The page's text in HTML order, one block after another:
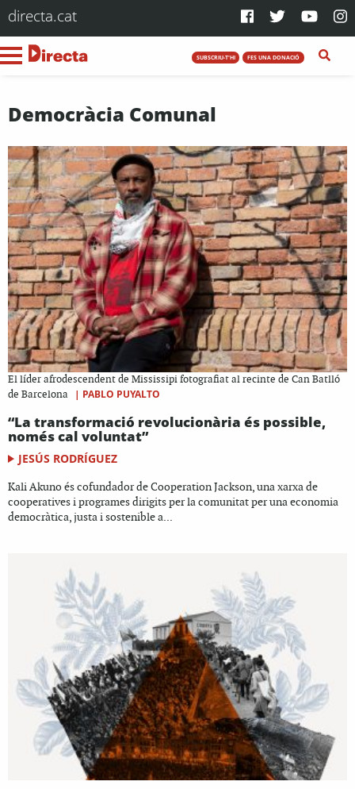
directa.cat
SUBSCRIU-T'HI FES UNA DONACIÓ
Democràcia Comunal
El líder afrodescendent de Mississipi fotografiat al recinte de Can Batlló
de Barcelona
| PABLO PUYALTO
“La transformació revolucionària és possible,
només cal voluntat”
JESÚS RODRÍGUEZ
Kali Akuno és cofundador de Cooperation Jackson, una xarxa de
cooperatives i programes dirigits per la comunitat per una economia
democràtica, justa i sostenible a...